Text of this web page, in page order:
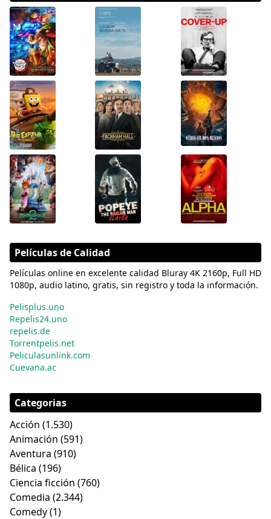
Películas de Calidad
Películas online en excelente calidad Bluray 4K 2160p, Full HD
1080p, audio latino, gratis, sin registro y toda la información.
Pelisplus.uno
Repelis24.uno
repelis.de
Torrentpelis.net
Peliculasunlink.com
Cuevana.ac
Categorias
Acción (1.530)
Animación (591)
Aventura (910)
Bélica (196)
Ciencia ficción (760)
Comedia (2.344)
Comedy(1)